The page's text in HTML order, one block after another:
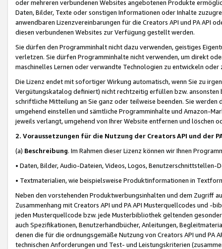
oder mehreren verbundenen Websites angebotenen Produkte
Daten, Bilder, Texte oder sonstigen Informationen oder Inhalte
anwendbaren Lizenzvereinbarungen für die Creators API und PA API
diesen verbundenen Websites zur Verfügung gestellt werden.
Sie dürfen den Programminhalt nicht dazu verwenden, geistiges
verletzen. Sie dürfen Programminhalte nicht verwenden, um direkt
maschinelles Lernen oder verwandte Technologien zu entwickeln
Die Lizenz endet mit sofortiger Wirkung automatisch, wenn Sie zu
Vergütungskatalog definiert) nicht rechtzeitig erfüllen bzw. ansonsten
schriftliche Mitteilung an Sie ganz oder teilweise beenden. Sie werden
umgehend einstellen und sämtliche Programminhalte und Amazon-
jeweils verlangt, umgehend von Ihrer Website entfernen und löschen
2. Voraussetzungen für die Nutzung der Creators API und der
(a) Beschreibung. Im Rahmen dieser Lizenz können wir Ihnen
• Daten, Bilder, Audio-Dateien, Videos, Logos, Benutzerschnittstellen-
• Textmaterialien, wie beispielsweise Produktinformationen in
Neben den vorstehenden Produktwerbungsinhalten und dem Zugriff
Zusammenhang mit Creators API und PA API Musterquellcodes und
jeden Musterquellcode bzw. jede Musterbibliothek geltenden
auch Spezifikationen, Benutzerhandbücher, Anleitungen,
denen die für die ordnungsgemäße Nutzung von Creators API und PA
technischen Anforderungen und Test- und Leistungskriterien